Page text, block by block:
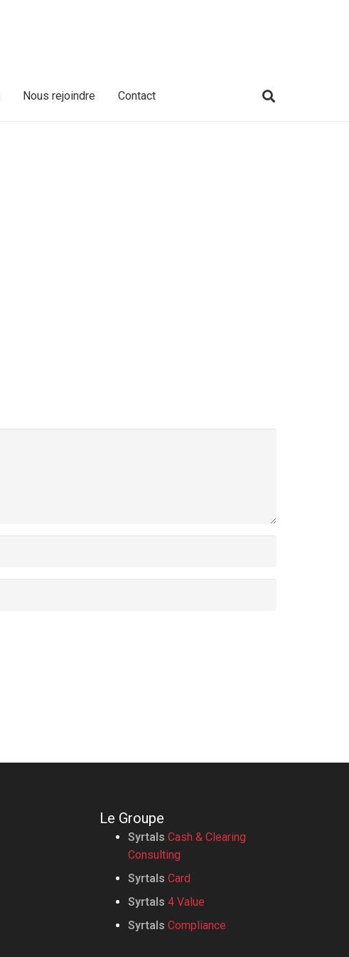
Nous rejoindre Contact
Le Groupe
Syrtals Cash & Clearing
Consulting
Syrtals Card
Syrtals 4 Value
Syrtals Compliance